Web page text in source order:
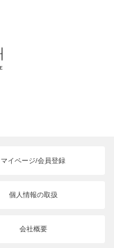
マイページ/会員登録
個人情報の取扱
会社概要